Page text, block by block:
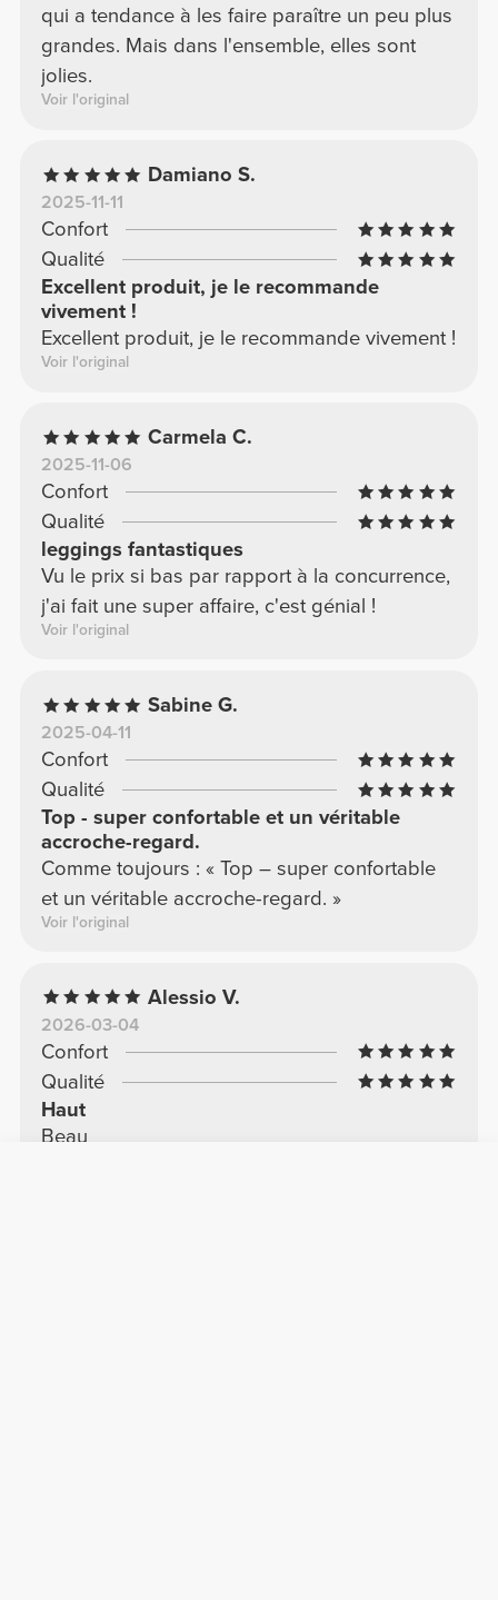
qui a tendance à les faire paraître un peu plus
grandes. Mais dans l'ensemble, elles sont
jolies.
Voir l'original
Damiano S.
2025-11-11
Confort
Qualité
Excellent produit, je le recommande
vivement !
Excellent produit, je le recommande vivement !
Voir l'original
Carmela C.
2025-11-06
Confort
Qualité
leggings fantastiques
Vu le prix si bas par rapport à la concurrence,
j'ai fait une super affaire, c'est génial !
Voir l'original
Sabine G.
2025-04-11
Confort
Qualité
Top - super confortable et un véritable
accroche-regard.
Comme toujours : « Top – super confortable
et un véritable accroche-regard. »
Voir l'original
Alessio V.
2026-03-04
Confort
Qualité
Haut
Beau